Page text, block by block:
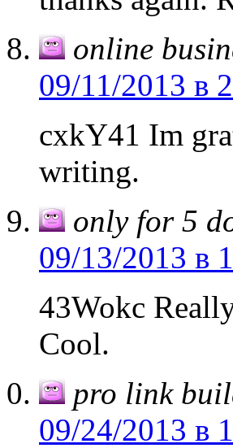
online
09/11/2013 в
cxkY41 Im
writing.
only for 5
09/13/2013 в
43Wokc
Cool.
pro link
09/24/2013 в